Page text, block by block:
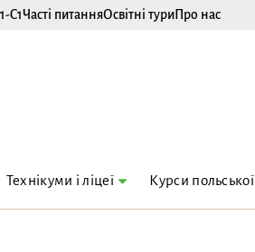
C1Часті питанняОсвітні туриПро нас
Технікуми і ліцеї Курси польської